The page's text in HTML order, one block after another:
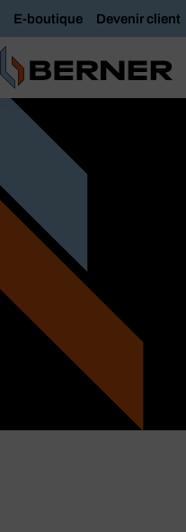
E-boutique Devenir client